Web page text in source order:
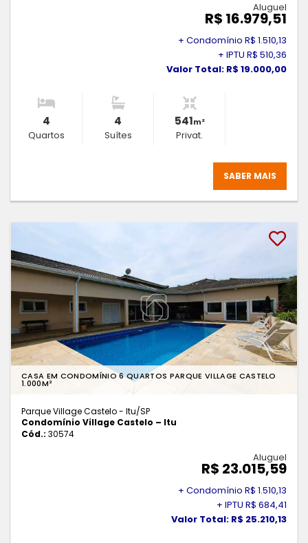
Aluguel
R$ 16.979,51
+ Condomínio R$ 1.510,13
+ IPTU R$ 510,36
Valor Total: R$ 19.000,00
4
Quartos
4
Suítes
541m²
Privat.
SABER MAIS
CASA EM CONDOMÍNIO 6 QUARTOS PARQUE VILLAGE CASTELO
1.000M²
Parque Village Castelo - Itu/SP
Condomínio Village Castelo – Itu
Cód.: 30574
Aluguel
R$ 23.015,59
+ Condomínio R$ 1.510,13
+ IPTU R$ 684,41
Valor Total: R$ 25.210,13